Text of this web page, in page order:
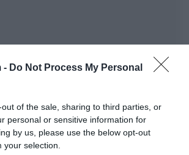
- Do Not Process My Personal
of the sale, sharing to third parties, or
personal or sensitive information for
by us, please use the below opt-out
selection.